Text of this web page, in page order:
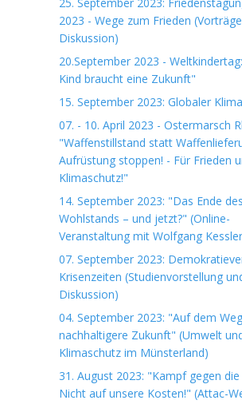
2023 - Wege zum Frieden
Diskussion)
20.September 2023 -
Kind braucht eine Zukunft"
15. September 2023: Globaler
07. - 10. April 2023 - Ostermarsch
"Waffenstillstand statt
Aufrüstung stoppen! - Für Frieden
Klimaschutz!"
14. September 2023: "Das Ende
Wohlstands – und jetzt?" (Online-
Veranstaltung mit Wolfgang
07. September 2023:
Krisenzeiten (Studienvorstellung
Diskussion)
04. September 2023: "Auf dem
nachhaltigere Zukunft" (Umwelt
Klimaschutz im Münsterland)
31. August 2023: "Kampf gegen
Nicht auf unsere Kosten!" (Attac-